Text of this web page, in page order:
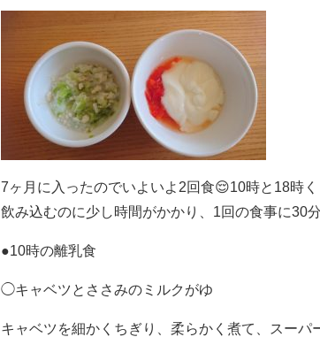
7ヶ月に入ったのでいよいよ2回食😌10時と18時
飲み込むのに少し時間がかかり、1回の食事に30
●10時の離乳食
◯キャベツとささみのミルクがゆ
キャベツを細かくちぎり、柔らかく煮て、スー